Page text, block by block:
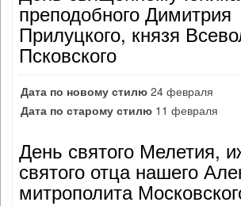
преподобного Димитрия
Прилуцкого, князя
Псковского
Дата по новому стилю 24 февраля
Дата по старому стилю 11 февраля
День святого Мелетия,
святого отца нашего
митрополита